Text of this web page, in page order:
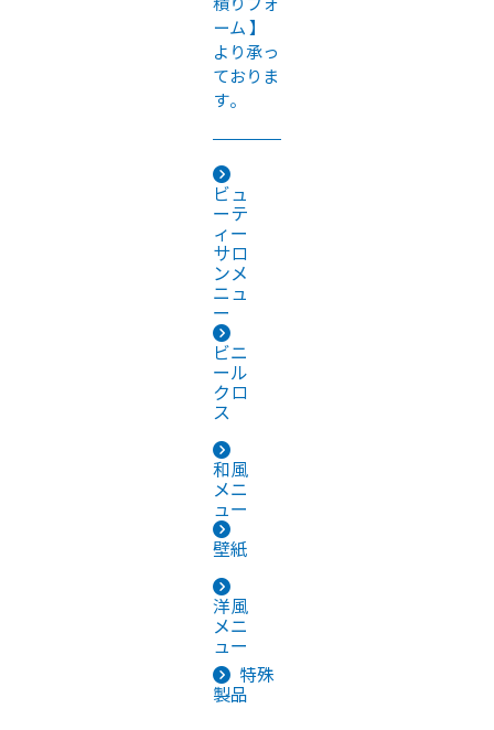
ーム 】
より承っ
ておりま
す。
ビュ
ーテ
ィー
サロ
ンメ
ニュ
ー
ビニ
ール
クロ
ス
和風
メニ
ュー
壁紙
洋風
メニ
ュー
特殊
製品